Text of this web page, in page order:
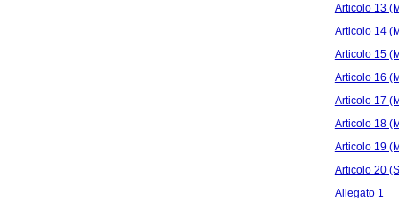
Articolo 13
Articolo 14
Articolo 15
Articolo 16
Articolo 17
Articolo 18
Articolo 19
Articolo 20
Allegato 1